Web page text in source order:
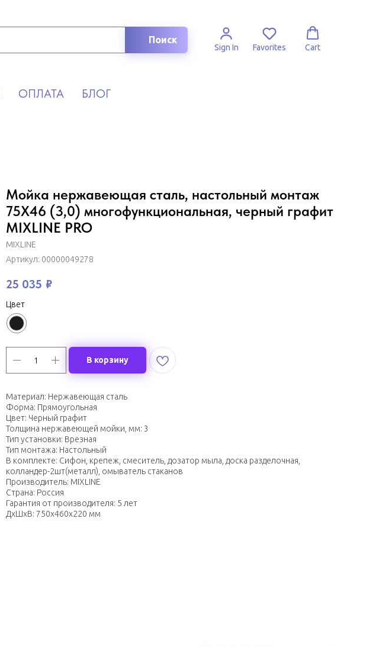
Поиск
Sign In Favorites Cart
ОПЛАТА БЛОГ
Мойка нержавеющая сталь, настольный монтаж
75Х46 (3,0) многофункциональная, черный графит
MIXLINE PRO
MIXLINE
Артикул: 00000049278
25 035 ₽
Цвет
В корзину
Материал: Нержавеющая сталь
Форма: Прямоугольная
Цвет: Черный графит
Толщина нержавеющей мойки, мм: 3
Тип установки: Врезная
Тип монтажа: Настольный
В комплекте: Сифон, крепеж, смеситель, дозатор мыла, доска разделочная,
колландер-2шт(металл), омыватель стаканов
Производитель: MIXLINE
Страна: Россия
Гарантия от производителя: 5 лет
ДxШxВ: 750x460x220 мм